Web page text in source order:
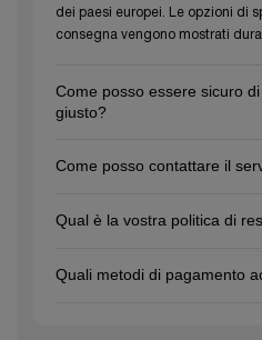
dei paesi europei. Le opzioni di
consegna vengono mostrati
Come posso essere sicuro
giusto?
descrizioni dettagliate e le
una consulenza personalizzata.
Come posso contattare il
impex.nl oppure tramite il nostro
Qual è la vostra politica di
inutilizzati nella confezione
Quali metodi di pagamento